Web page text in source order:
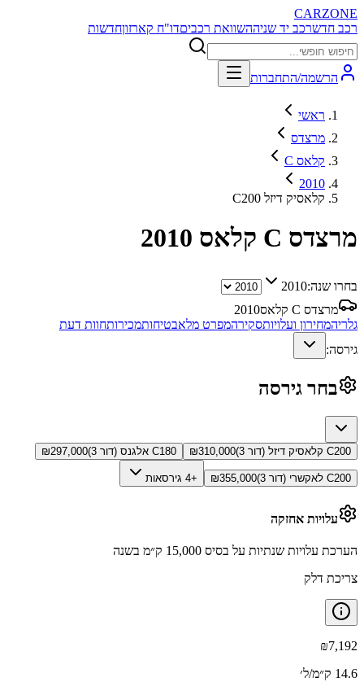
CARZONE
רכב חדשרכב יד שניההשוואת רכביםדו"ח קארזוןחדשות
הרשמה/התחברות
ראשי
מרצדס
C קלאס
2010
C200 קלאסיק דיזל
מרצדס C קלאס 2010
בחרו שנה:2010
מרצדס C קלאס
2010
גלריהמחירון ועלויותסקירהמפרט מלאבטיחותמכירותחוות דעת
גירסה:
בחר גירסה
C200 קלאסיק דיזל (דור 3) ₪310,000 C180 אלגנס (דור 3) ₪297,000
C200 לאקשרי (דור 3) ₪355,000 +4 גירסאות
עלויות אחזקה
הערכת עלויות שנתיות על בסיס 15,000 ק״מ בשנה
צריכת דלק
₪7,192
14.6 ק״מ/ל׳